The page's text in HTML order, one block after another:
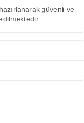
güvenli ve